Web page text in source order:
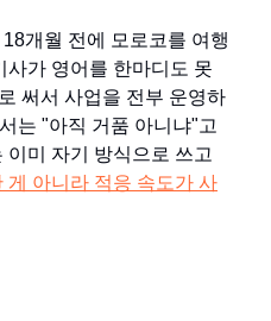
개월 전에 모로코를 여행
사가 영어를 한마디도 못
써서 사업을 전부 운영하
는 "아직 거품 아니냐"고
미 자기 방식으로 쓰고
게 아니라 적응 속도가 사